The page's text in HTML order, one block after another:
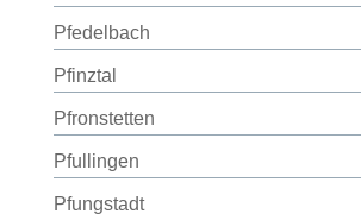
Pfedelbach
Pfinztal
Pfronstetten
Pfullingen
Pfungstadt